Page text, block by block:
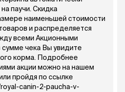
паучи. Скидка
наименьшей стоимости
и распределяется
всеми Акционными
сумме чека Вы увидите
корма. Подробнее
акции можно на нашем
пройдя по ссылке
canin-2-paucha-v-